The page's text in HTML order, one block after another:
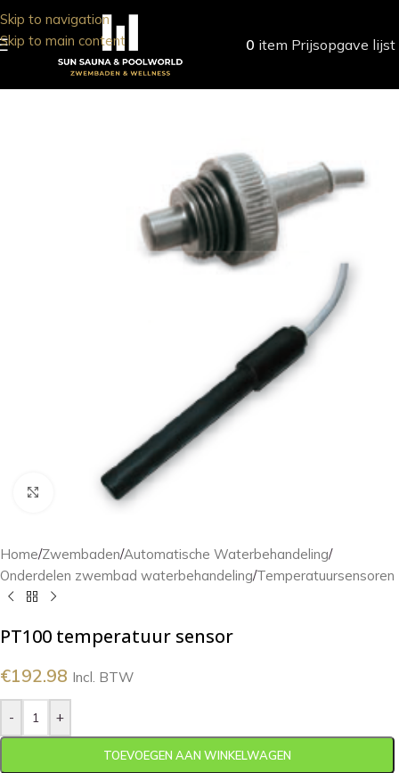
Skip to navigation
Skip to main content
0 item Prijsopgave lijst
Klik om te vergroten
Home/Zwembaden/Automatische Waterbehandeling/
Onderdelen zwembad waterbehandeling/Temperatuursensoren
PT100 temperatuur sensor
€192.98 Incl. BTW
- +
TOEVOEGEN AAN WINKELWAGEN